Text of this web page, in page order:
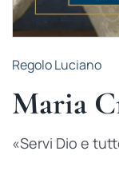
Regolo Luciano
Maria
«Servi Dio e